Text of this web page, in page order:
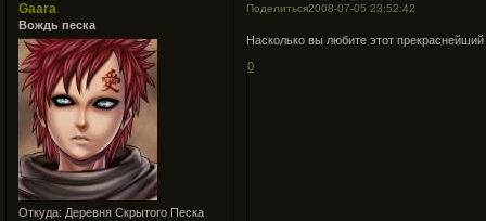
Поделиться2008-07-05 23:52:42
Gaara
Вождь песка
Откуда: Деревня Скрытого Песка
Насколько вы любите этот
0